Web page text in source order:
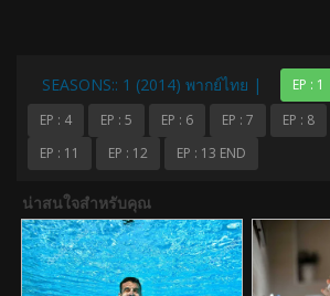
SEASONS:: 1 (2014) พากย์ไทย | EP : 1
EP : 4
EP : 5 EP : 6 EP : 7 EP : 8
EP : 11
EP : 12 EP : 13 END